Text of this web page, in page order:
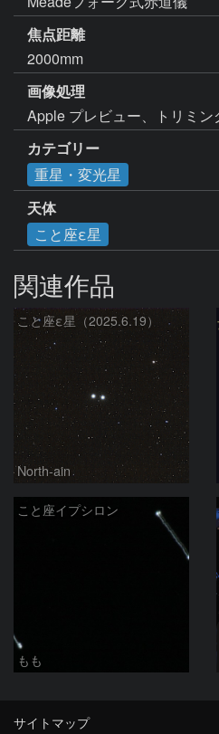
焦点距離
2000mm
画像処理
カテゴリー
重星・変光星
天体
こと座ε星
関連作品
こと座ε星（2025.6.19）
North-ain
こと座イプシロン
もも
サイトマップ